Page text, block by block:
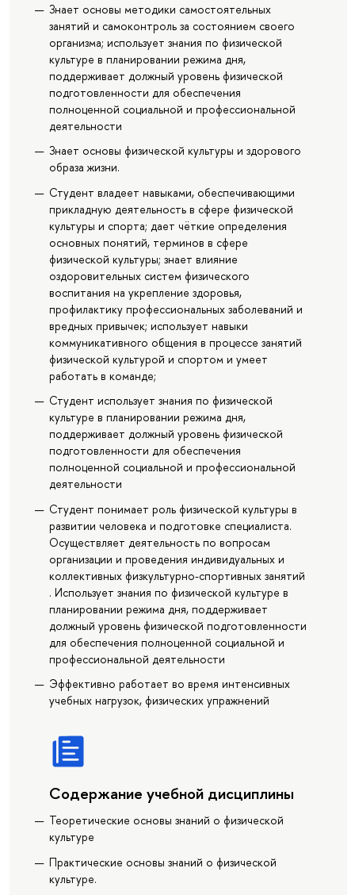
Знает основы методики самостоятельных
занятий и самоконтроль за состоянием своего
организма; использует знания по физической
культуре в планировании режима дня,
поддерживает должный уровень физической
подготовленности для обеспечения
полноценной социальной и профессиональной
деятельности
Знает основы физической культуры и здорового
образа жизни.
Студент владеет навыками, обеспечивающими
прикладную деятельность в сфере физической
культуры и спорта; дает чёткие определения
основных понятий, терминов в сфере
физической культуры; знает влияние
оздоровительных систем физического
воспитания на укрепление здоровья,
профилактику профессиональных заболеваний и
вредных привычек; использует навыки
коммуникативного общения в процессе занятий
физической культурой и спортом и умеет
работать в команде;
Студент использует знания по физической
культуре в планировании режима дня,
поддерживает должный уровень физической
подготовленности для обеспечения
полноценной социальной и профессиональной
деятельности
Студент понимает роль физической культуры в
развитии человека и подготовке специалиста.
Осуществляет деятельность по вопросам
организации и проведения индивидуальных и
коллективных физкультурно-спортивных занятий
. Использует знания по физической культуре в
планировании режима дня, поддерживает
должный уровень физической подготовленности
для обеспечения полноценной социальной и
профессиональной деятельности
Эффективно работает во время интенсивных
учебных нагрузок, физических упражнений
Содержание учебной дисциплины
Теоретические основы знаний о физической
культуре
Практические основы знаний о физической
культуре.